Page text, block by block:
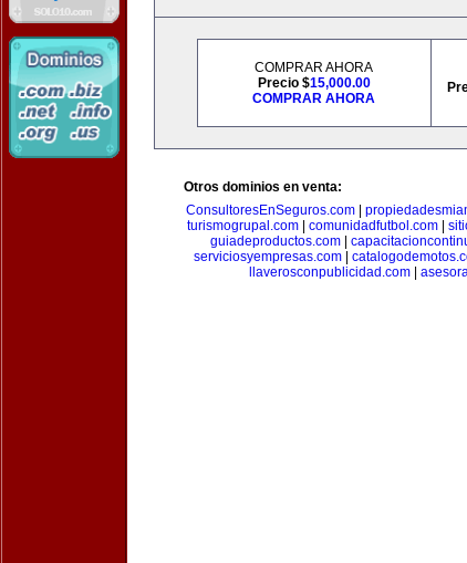
COMPRAR AHORA
Precio $15,000.00
COMPRAR AHORA
Otros dominios en venta:
ConsultoresEnSeguros.com
turismogrupal.com| comunidadfutbol.com|
guiadeproductos.com|
serviciosyempresas.com
llaverosconpublicidad.com|